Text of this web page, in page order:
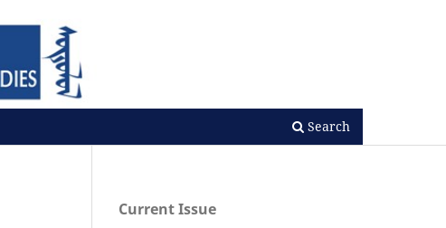
Search
Current Issue